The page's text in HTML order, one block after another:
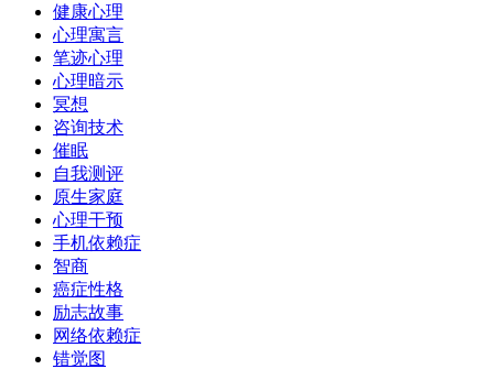
健康心理
心理寓言
笔迹心理
心理暗示
冥想
咨询技术
催眠
自我测评
原生家庭
心理干预
手机依赖症
智商
癌症性格
励志故事
网络依赖症
错觉图